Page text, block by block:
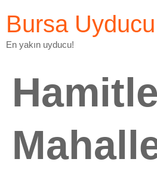
Bursa Uyducu
En yakın uyducu!